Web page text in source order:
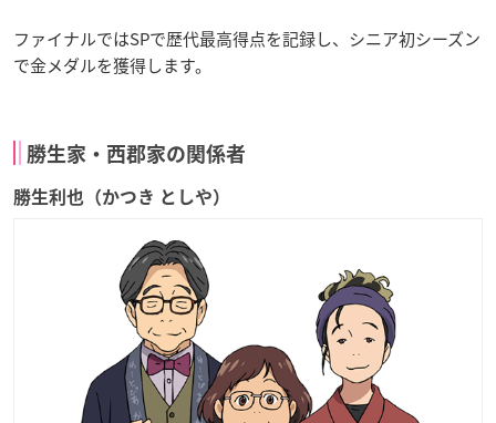
ファイナルではSPで歴代最高得点を記録し、シニア初シーズン
で金メダルを獲得します。
勝生家・西郡家の関係者
勝生利也（かつき としや）